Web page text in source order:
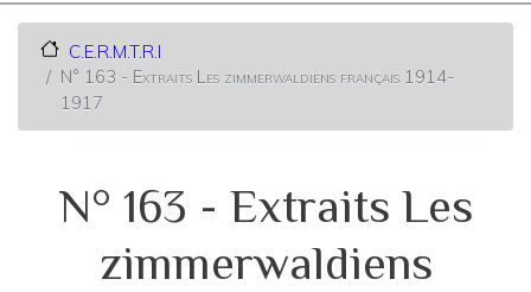
C.E.R.M.T.R.I
N° 163 - Extraits Les zimmerwaldiens français 1914-
1917
N° 163 - Extraits Les
zimmerwaldiens